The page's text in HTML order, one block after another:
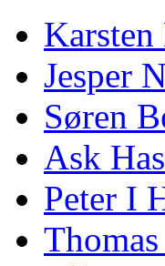
Karsten
Jesper
Søren
Ask
Peter I